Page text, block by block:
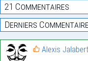
21 Commentaires
Derniers
Alexis